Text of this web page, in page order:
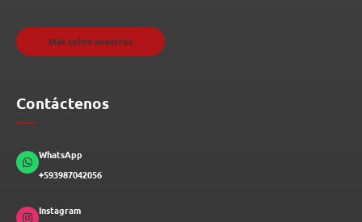
Más sobre nosotros
Contáctenos
WhatsApp
+593987042056
Instagram